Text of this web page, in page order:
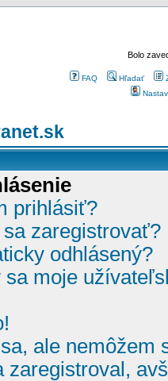
Bolo
FAQ Hľadať
prihlásiť?
zaregistrovať?
odhlásený?
moje
ale nemôžem
zaregistroval,